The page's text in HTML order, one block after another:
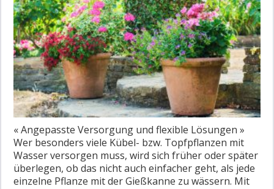
« Angepasste Versorgung und flexible Lösungen »
Wer besonders viele Kübel- bzw. Topfpflanzen mit
Wasser versorgen muss, wird sich früher oder später
überlegen, ob das nicht auch einfacher geht, als jede
einzelne Pflanze mit der Gießkanne zu wässern. Mit